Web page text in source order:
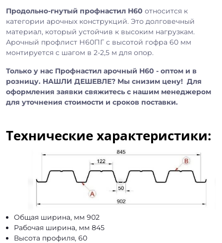
Продольно-гнутый профнастил Н60 относится к
категории арочных конструкций. Это долговечный
материал, который устойчив к высоким нагрузкам.
Арочный профлист Н60ПГ с высотой гофра 60 мм
монтируется с шагом в 2-2,5 м для опор.
Только у нас Профнастил арочный Н60 - оптом и в
розницу. НАШЛИ ДЕШЕВЛЕ? Мы снизим цену! Для
оформления заявки свяжитесь с нашим менеджером
для уточнения стоимости и сроков поставки.
Технические характеристики:
Общая ширина, мм 902
Рабочая ширина, мм 845
Высота профиля, 60